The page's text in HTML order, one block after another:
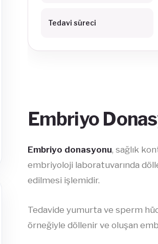
Tedavi süreci
Embriyo
Embriyo donasyonu, sağlık
embriyoloji laboratuvarında
edilmesi işlemidir.
Tedavide yumurta ve sperm
örneğiyle döllenir ve oluşan